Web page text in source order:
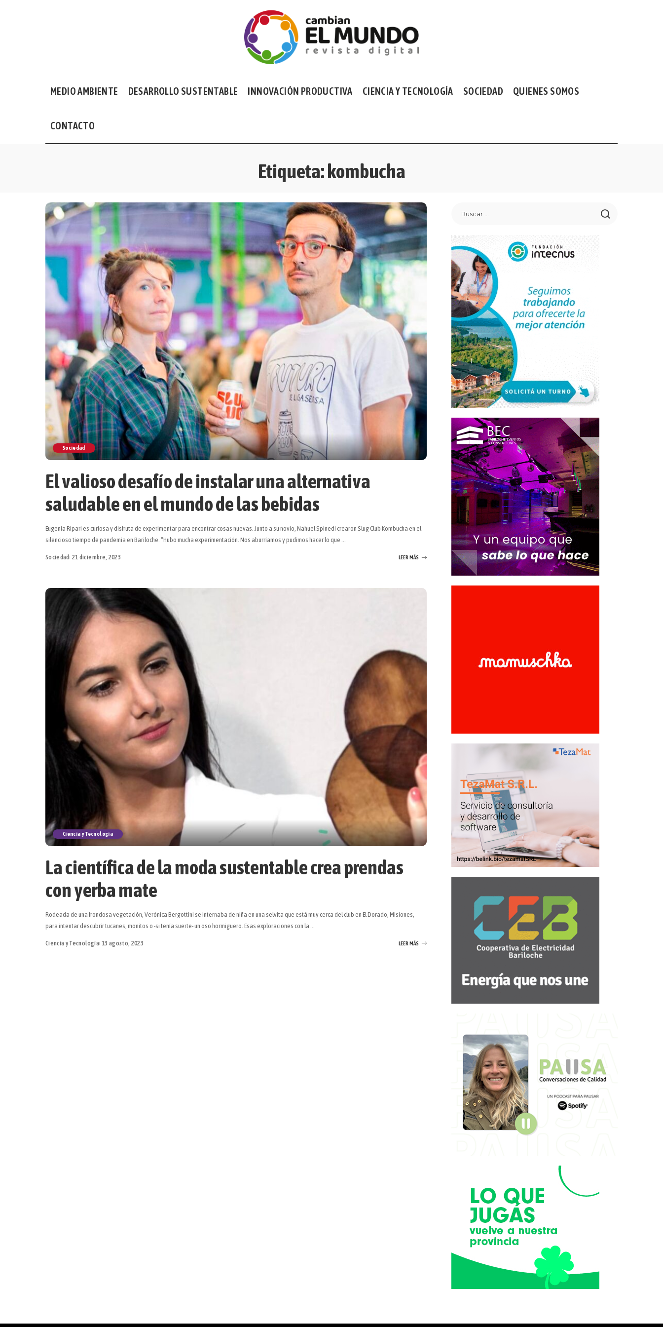
MEDIO AMBIENTE DESARROLLO SUSTENTABLE INNOVACIÓN PRODUCTIVA CIENCIA Y TECNOLOGÍA SOCIEDAD QUIENES SOMOS
CONTACTO
Etiqueta:kombucha
Sociedad
El valioso desafío de instalar una alternativa
saludable en el mundo de las bebidas
Eugenia Ripari es curiosa y disfruta de experimentar para encontrar cosas nuevas. Junto a su novio, Nahuel Spinedi crearon Slug Club Kombucha en el
silencioso tiempo de pandemia en Bariloche. “Hubo mucha experimentación. Nos aburríamos y pudimos hacer lo que ...
Sociedad 21 diciembre, 2023 LEER MÁS
Ciencia y Tecnología
La científica de la moda sustentable crea prendas
con yerba mate
Rodeada de una frondosa vegetación, Verónica Bergottini se internaba de niña en una selvita que está muy cerca del club en El Dorado, Misiones,
para intentar descubrir tucanes, monitos o -si tenía suerte- un oso hormiguero. Esas exploraciones con la
Ciencia y Tecnología 13 agosto, 2023 LEER MÁS